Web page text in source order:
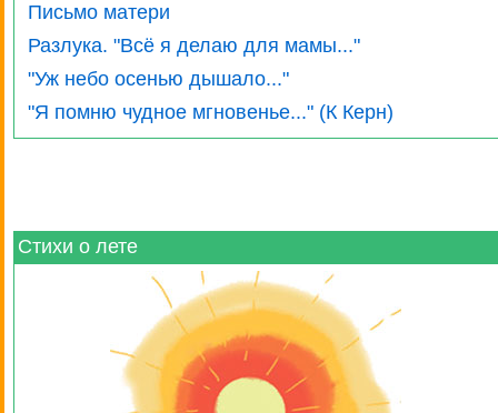
Письмо матери
Разлука. "Всё я делаю для мамы..."
"Уж небо осенью дышало..."
"Я помню чудное мгновенье..." (К Керн)
Стихи о лете